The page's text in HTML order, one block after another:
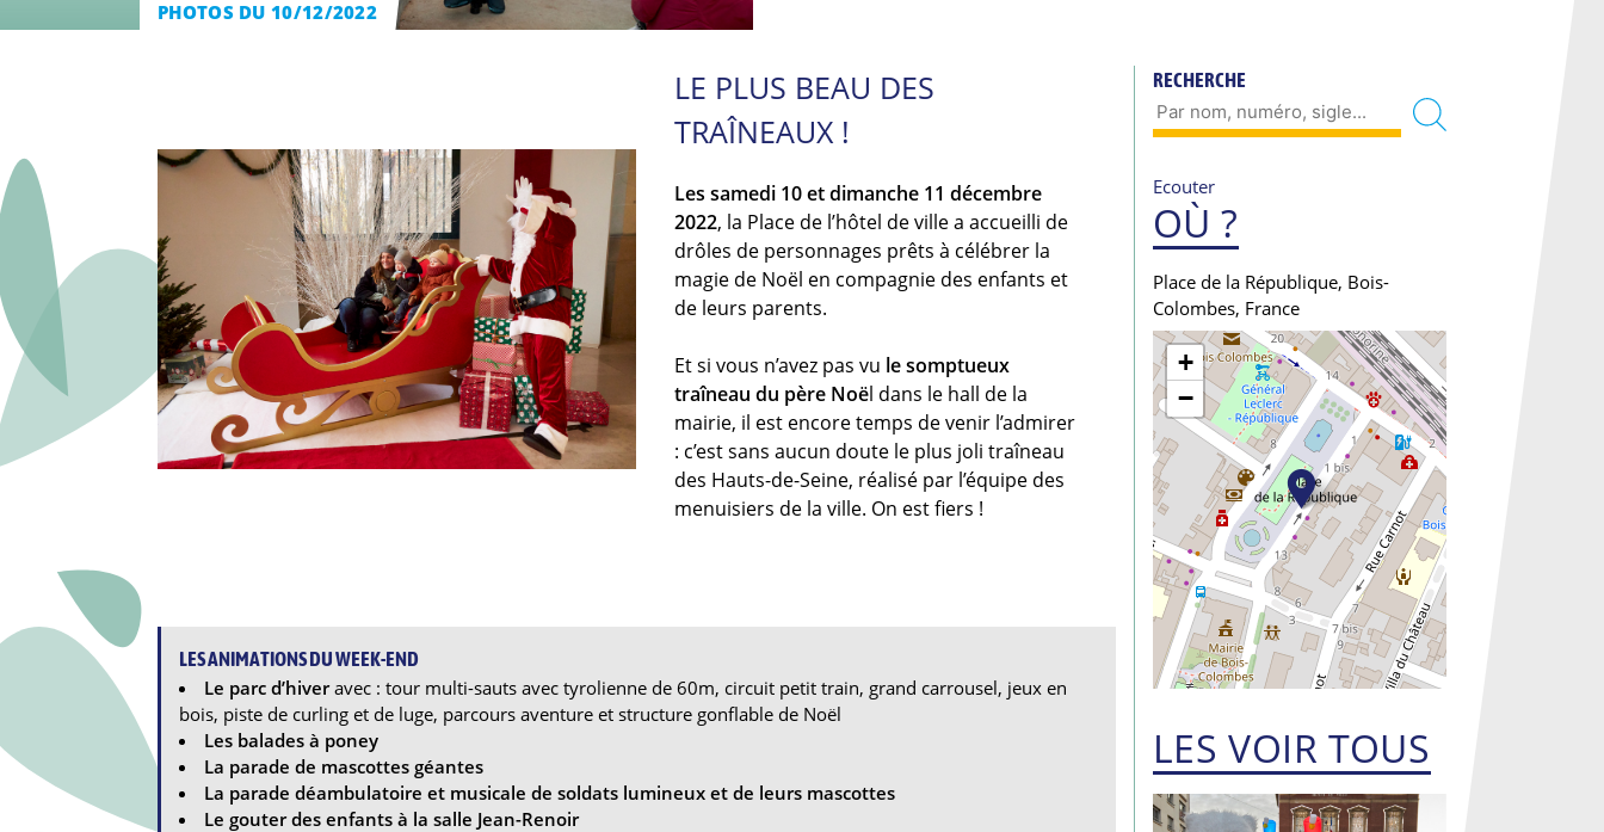
PHOTOS DU 10/12/2022
LE PLUS BEAU DES
TRAÎNEAUX !
Les samedi 10 et dimanche 11 décembre
2022, la Place de l’hôtel de ville a accueilli de
drôles de personnages prêts à célébrer la
magie de Noël en compagnie des enfants et
de leurs parents.
Et si vous n’avez pas vu le somptueux
traîneau du père Noël dans le hall de la
mairie, il est encore temps de venir l’admirer
: c’est sans aucun doute le plus joli traîneau
des Hauts-de-Seine, réalisé par l’équipe des
menuisiers de la ville. On est fiers !
LES ANIMATIONS DU WEEK-END
Le parc d’hiveravec : tour multi-sauts avec tyrolienne de 60m, circuit petit train, grand carrousel, jeux en
bois, piste de curling et de luge, parcours aventure et structure gonflable de Noël
Les balades à poney
La parade de mascottes géantes
La parade déambulatoire et musicale de soldats lumineux et de leurs mascottes
Le gouter des enfants à la salle Jean-Renoir
RECHERCHE
Ecouter
OÙ ?
Place de la République, Bois-
Colombes, France
+
−
LES VOIR TOUS